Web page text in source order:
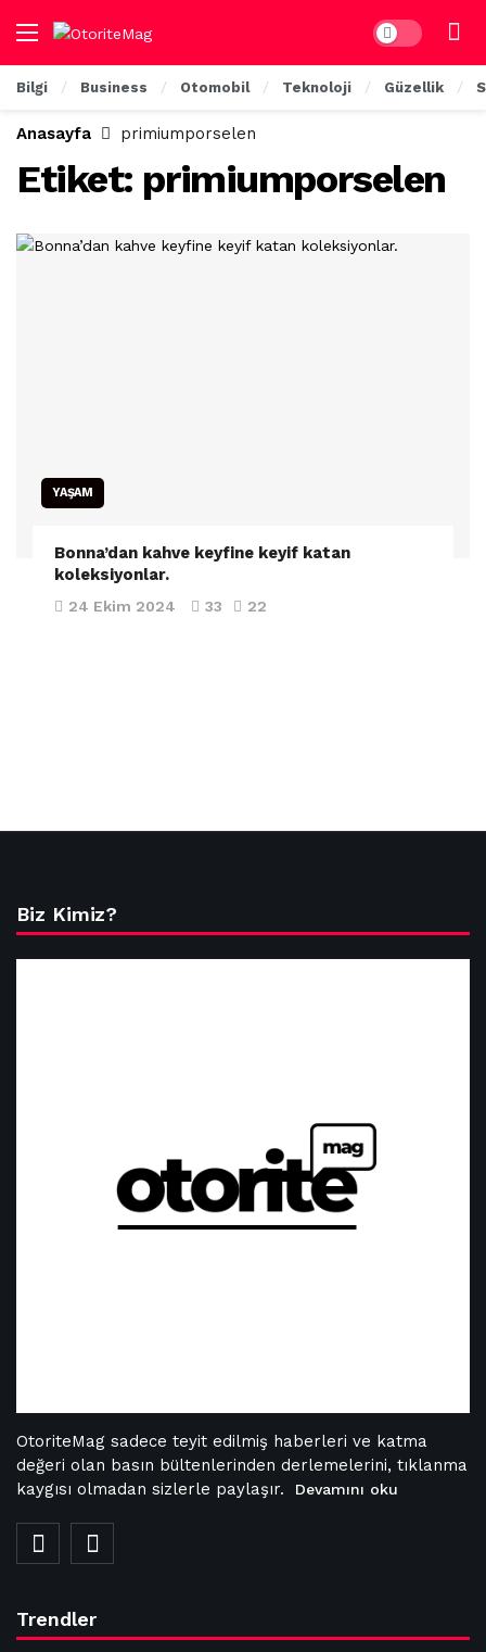
Dark mode
Bilgi Business Otomobil Teknoloji Güzellik
Anasayfa primiumporselen
Etiket: primiumporselen
YAŞAM
Bonna’dan kahve keyfine keyif katan
koleksiyonlar.
24 Ekim 2024 33 22
Biz Kimiz?
OtoriteMag sadece teyit edilmiş haberleri ve katma
değeri olan basın bültenlerinden derlemelerini, tıklanma
kaygısı olmadan sizlerle paylaşır.
Devamını oku
Trendler